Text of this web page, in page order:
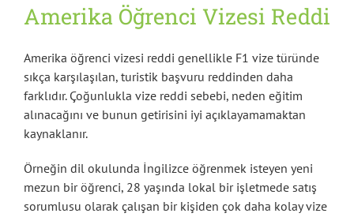
Amerika Öğrenci Vizesi Reddi
Amerika öğrenci vizesi reddi genellikle F1 vize türünde
sıkça karşılaşılan, turistik başvuru reddinden daha
farklıdır. Çoğunlukla vize reddi sebebi, neden eğitim
alınacağını ve bunun getirisini iyi açıklayamamaktan
kaynaklanır.
Örneğin dil okulunda İngilizce öğrenmek isteyen yeni
mezun bir öğrenci, 28 yaşında lokal bir işletmede satış
sorumlusu olarak çalışan bir kişiden çok daha kolay vize